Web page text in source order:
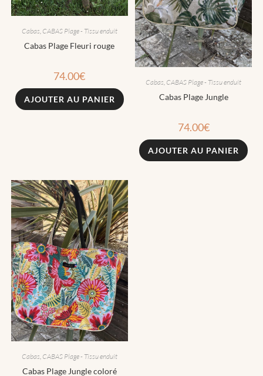
Cabas CABAS Plage - Tissu enduit
Cabas Plage Fleuri rouge
74.00€
AJOUTER AU PANIER
Cabas CABAS Plage - Tissu enduit
Cabas Plage Jungle
74.00€
AJOUTER AU PANIER
Cabas, CABAS Plage - Tissu enduit
Cabas Plage Jungle coloré